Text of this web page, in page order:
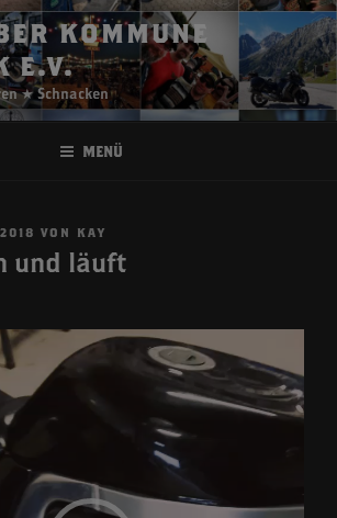
KOMMUNE
E.V.
★ Schnacken
Menü
VON KAY
und läuft